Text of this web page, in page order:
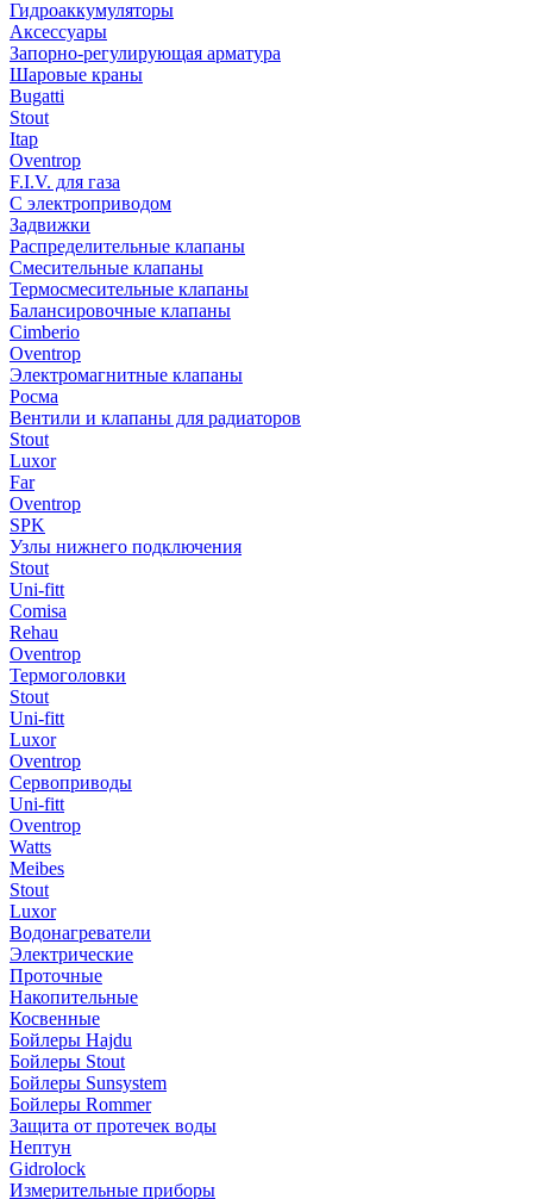
Гидроаккумуляторы
Аксессуары
Запорно-регулирующая арматура
Шаровые краны
Bugatti
Stout
Itap
Oventrop
F.I.V. для газа
С электроприводом
Задвижки
Распределительные клапаны
Cмесительные клапаны
Термосмесительные клапаны
Балансировочные клапаны
Cimberio
Oventrop
Электромагнитные клапаны
Росма
Вентили и клапаны для радиаторов
Stout
Luxor
Far
Oventrop
SPK
Узлы нижнего подключения
Stout
Uni-fitt
Comisa
Rehau
Oventrop
Термоголовки
Stout
Uni-fitt
Luxor
Oventrop
Сервоприводы
Uni-fitt
Oventrop
Watts
Meibes
Stout
Luxor
Водонагреватели
Электрические
Проточные
Накопительные
Косвенные
Бойлеры Hajdu
Бойлеры Stout
Бойлеры Sunsystem
Бойлеры Rommer
Защита от протечек воды
Нептун
Gidrolock
Измерительные приборы